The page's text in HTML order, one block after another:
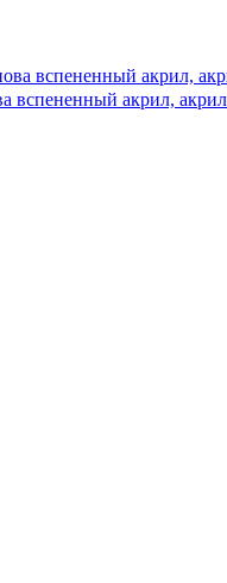
вспененный акрил,